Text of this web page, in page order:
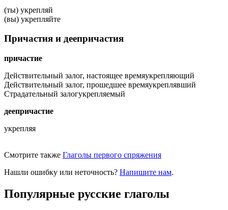
(ты) укрепляй
(вы) укрепляйте
Причастия и деепричастия
причастие
Действительный залог, настоящее времяукрепляющий
Действительный залог, прошедшее времяукреплявший
Страдательный залогукрепляемый
деепричастие
укрепляя
Смотрите также Глаголы первого спряжения
Нашли ошибку или неточность? Напишите нам.
Популярные русские глаголы